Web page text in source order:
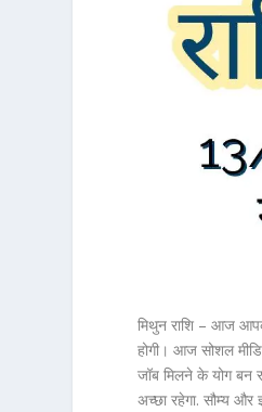
मिथुन राशि – आज
होगी। आज सोशल
जॉब मिलने के योग बन
अच्छा रहेगा. सौम्य और